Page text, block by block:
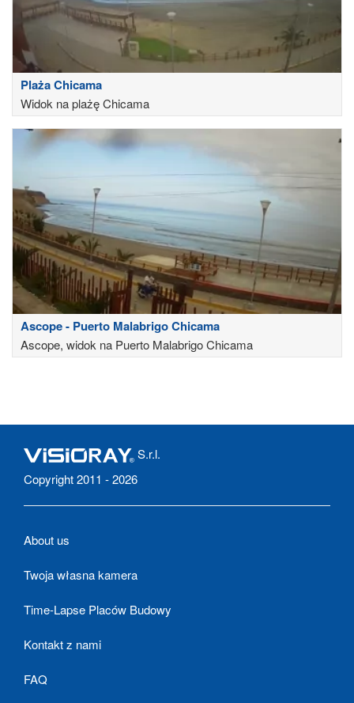
Plaża Chicama
Widok na plażę Chicama
Ascope - Puerto Malabrigo Chicama
Ascope, widok na Puerto Malabrigo Chicama
S.r.l.
Copyright 2011 - 2026
About us
Twoja własna kamera
Time-Lapse Placów Budowy
Kontakt z nami
FAQ